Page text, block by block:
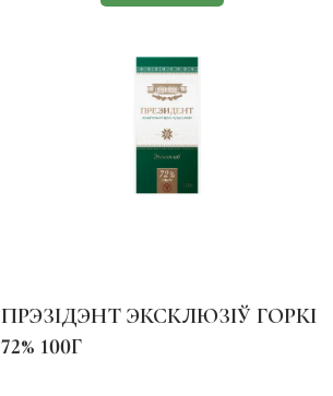
ПРЭЗІДЭНТ ЭКСКЛЮЗІЎ ГОРКІ
72% 100Г